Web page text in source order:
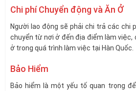
Chi phí Chuyển động và Ăn Ở
Người lao động sẽ phải chi trả các chi
chuyển từ nơi ở đến địa điểm làm việc,
ở trong quá trình làm việc tại Hàn Quốc.
Bảo Hiểm
Bảo hiểm là một yếu tố quan trọng